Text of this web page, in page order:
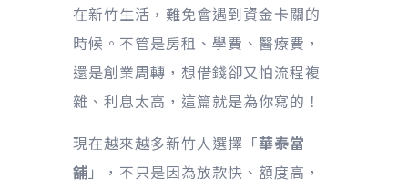
在新竹生活，難免會遇到資金卡關的
時候。不管是房租、學費、醫療費，
還是創業周轉，想借錢卻又怕流程複
雜、利息太高，這篇就是為你寫的！
現在越來越多新竹人選擇「華泰當
舖 」，不只是因為放款快、額度高，